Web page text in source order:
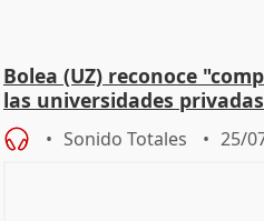
Bolea (UZ) reconoce
las universidades privadas
Sonido Totales 25/